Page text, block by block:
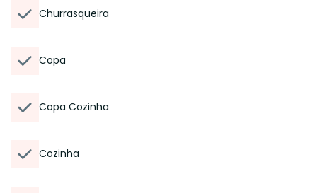
Churrasqueira
Copa
Copa Cozinha
Cozinha